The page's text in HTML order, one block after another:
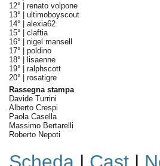
12° | renato volpone
13° | ultimoboyscout
14° | alexia62
15° | claftia
16° | nigel mansell
17° | poldino
18° |
lisaenne
19° | ralphscott
20° | rosatigre
Rassegna stampa
Davide Turrini
Alberto Crespi
Paola Casella
Massimo Bertarelli
Roberto Nepoti